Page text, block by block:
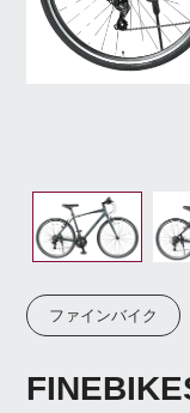
ファインバイク